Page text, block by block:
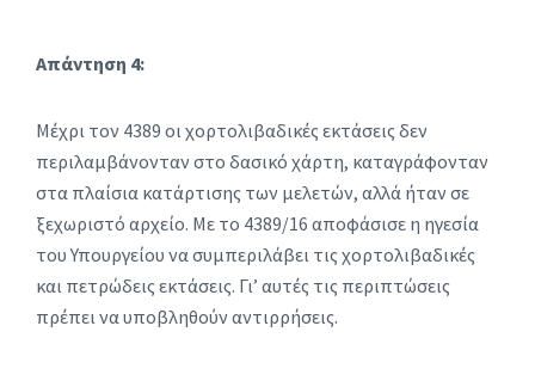
Απάντηση 4:
Μέχρι τον 4389 οι χορτολιβαδικές εκτάσεις δεν
περιλαμβάνονταν στο δασικό χάρτη, καταγράφονταν
στα πλαίσια κατάρτισης των μελετών, αλλά ήταν σε
ξεχωριστό αρχείο. Με το 4389/16 αποφάσισε η ηγεσία
του Υπουργείου να συμπεριλάβει τις χορτολιβαδικές
και πετρώδεις εκτάσεις. Γι’ αυτές τις περιπτώσεις
πρέπει να υποβληθούν αντιρρήσεις.